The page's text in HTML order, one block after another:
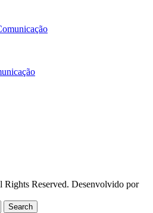
Reserved. Desenvolvido por
Search